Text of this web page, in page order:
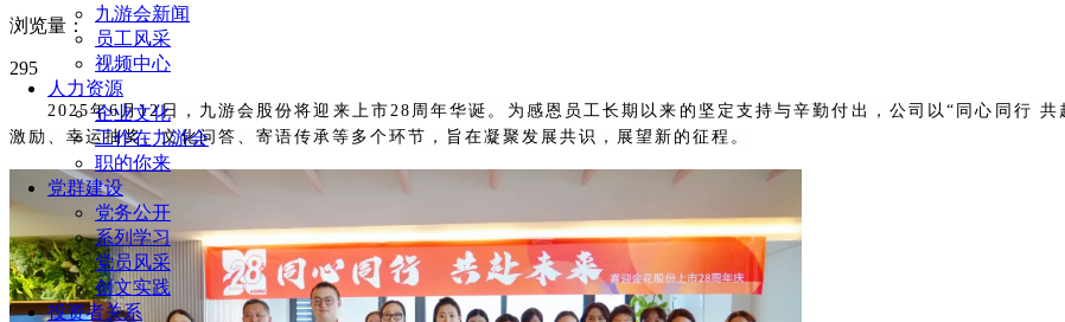
九游会新闻
员工风采
视频中心
人力资源
企业文化
工作在九游会
职的你来
党群建设
党务公开
系列学习
党员风采
创文实践
投资者关系
浏览量：
295
2025年6月12日，九游会股份将迎来上市28周年华诞。为感恩员工长期以来的坚定支持与辛勤付出，公司以“同心同行
激励、幸运抽奖、文化问答、寄语传承等多个环节，旨在凝聚发展共识，展望新的征程。